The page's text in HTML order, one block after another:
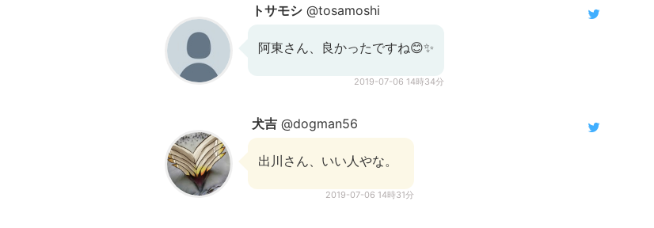
トサモシ @tosamoshi
阿東さん、良かったですね😊✨
2019-07-06 14時34分
犬吉 @dogman56
出川さん、いい人やな。
2019-07-06 14時31分